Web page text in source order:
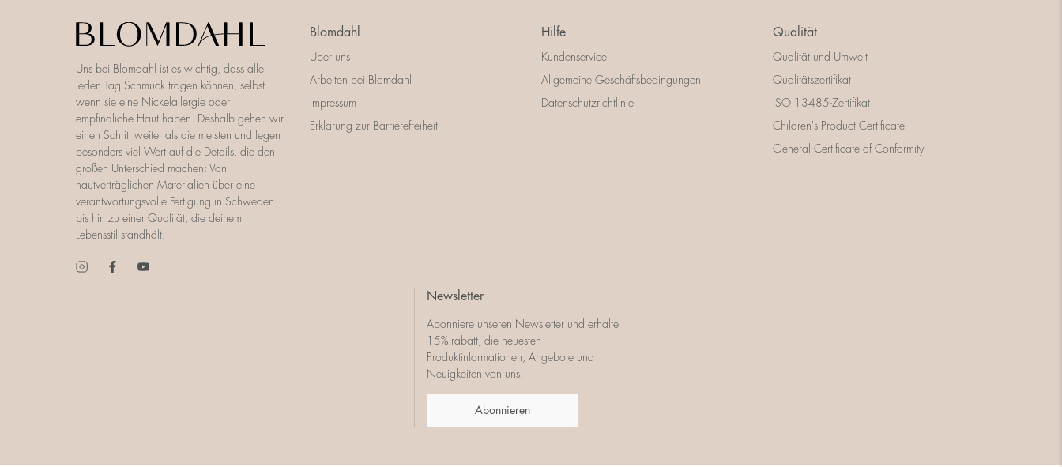
Uns bei Blomdahl ist es wichtig, dass alle
jeden Tag Schmuck tragen können, selbst
wenn sie eine Nickelallergie oder
empfindliche Haut haben. Deshalb gehen wir
einen Schritt weiter als die meisten und legen
besonders viel Wert auf die Details, die den
großen Unterschied machen: Von
hautverträglichen Materialien über eine
verantwortungsvolle Fertigung in Schweden
bis hin zu einer Qualität, die deinem
Lebensstil standhält.
Blomdahl
Über uns
Arbeiten bei Blomdahl
Impressum
Erklärung zur Barrierefreiheit
Hilfe
Kundenservice
Allgemeine Geschäftsbedingungen
Datenschutzrichtlinie
Qualität
Qualität und Umwelt
Qualitätszertifikat
ISO 13485-Zertifikat
Children's Product Certificate
General Certificate of Conformity
Newsletter
Abonniere unseren Newsletter und erhalte
15% rabatt, die neuesten
Produktinformationen, Angebote und
Neuigkeiten von uns.
Abonnieren